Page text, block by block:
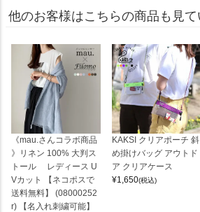
他のお客様はこちらの商品も見て
《mau.さんコラボ商品
》リネン 100% 大判ス
トール レディース U
Vカット 【ネコポスで
送料無料】 (08000252
r) 【名入れ刺繍可能】
KAKSI クリアポーチ 斜
め掛けバッグ アウトド
ア クリアケース
¥1,650(税込)